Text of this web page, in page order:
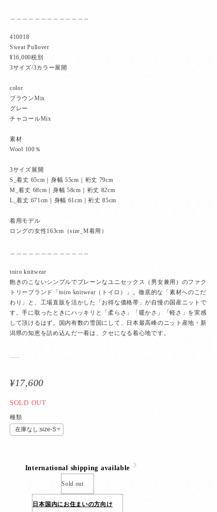
410018
Sweat Pullover
¥16,000税別
3サイズ/3カラー展開
color
ブラウンMix
グレー
チャコールMix
素材
Wool 100％
3サイズ展開
S_着丈 65cm｜身幅 55cm｜裄丈 79cm
M_着丈 68cm｜身幅 58cm｜裄丈 82cm
L_着丈 671cm｜身幅 61cm｜裄丈 85cm
着用モデル
ロングの女性163cm（size_M着用）
toiro knitwear
飽きのこないシンプルでプレーンなユニセックス（男女兼用）のファク
トリーブランド「toiro knitwear（トイロ）」。徹底的な「素材へのこだ
わり」と、工場直販を活かした「お得な価格帯」が自慢の国産ニットで
す。手に取ったときにハッキリと「柔らさ」「暖かさ」「軽さ」を実感
して頂けるはず。国内有数の雪国にして、日本最高峰のニット産地・新
潟県の知恵を詰め込んだ一着は、クセになる着心地です。
¥17,600
SOLD OUT
種類
International shipping available
Sold out
日本国内にお住まいの方向け